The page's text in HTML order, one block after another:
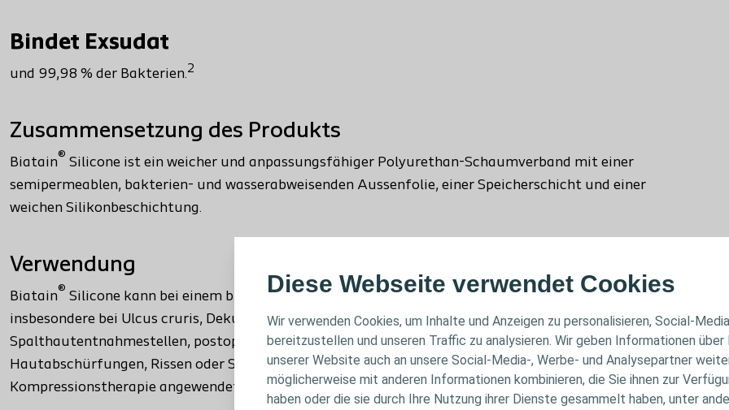
Diese Webseite verwendet Cookies
Wir verwenden Cookies, um Inhalte und Anzeigen zu personalisieren, Social-
bereitzustellen und unseren Traffic zu analysieren. Wir geben Informationen über
unserer Website auch an unsere Social-Media-, Werbe- und Analysepartner
möglicherweise mit anderen Informationen kombinieren, die Sie ihnen zur
haben oder die sie durch Ihre Nutzung ihrer Dienste gesammelt haben, unter
Bindet Exsudat
und 99,98 % der Bakterien.2
Zusammensetzung des Produkts
Biatain® Silicone ist ein weicher und anpassungsfähiger Polyurethan-Schaumverband mit einer
semipermeablen, bakterien- und wasserabweisenden Aussenfolie, einer Speicherschicht und einer
weichen Silikonbeschichtung.
Verwendung
Biatain® Silicone kann bei einem breiten Spektrum nässender chronischer Wunden eingesetzt werden,
insbesondere bei Ulcus cruris, Dekubitus, nicht infiziertem diabetischem Fusssyndrom,
Spalthautentnahmestellen, postoperativen Wunden und traumatischen Wunden (z. B.
Hautabschürfungen, Rissen oder Schnitten in der Haut). Der Verband kann in Kombination mit
Kompressionstherapie angewendet werden und kann bis zu sieben Tage lang angelegt bleiben.